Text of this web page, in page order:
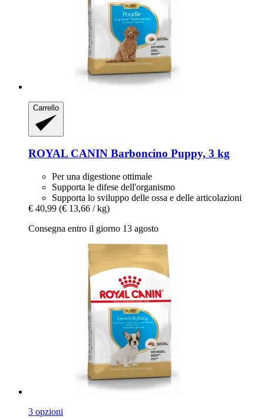
Carrello
ROYAL CANIN Barboncino Puppy, 3 kg
Per una digestione ottimale
Supporta le difese dell'organismo
Supporta lo sviluppo delle ossa e delle articolazioni
€ 40,99 (€ 13,66 / kg)
Consegna entro il giorno 13 agosto
3 opzioni